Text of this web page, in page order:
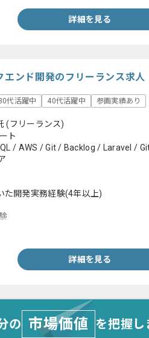
詳細を見る
エンド開発のフリーランス求人
代活躍中 40代活躍中 参画実績あり
(フリーランス)
ト
/ AWS / Git / Backlog / Laravel /
た開発実務経験(4年以上)
詳細を見る
の 市場価値 を把握